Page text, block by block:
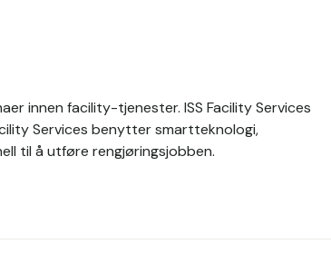
innen facility-tjenester. ISS Facility Services
Services benytter smartteknologi,
til å utføre rengjøringsjobben.